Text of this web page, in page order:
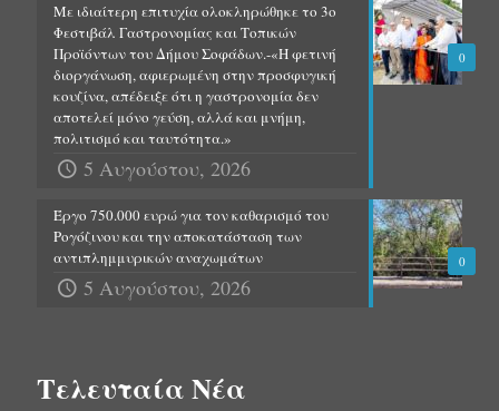
0
Με ιδιαίτερη επιτυχία ολοκληρώθηκε το 3ο
Φεστιβάλ Γαστρονομίας και Τοπικών
Προϊόντων του Δήμου Σοφάδων.-«Η φετινή
διοργάνωση, αφιερωμένη στην προσφυγική
κουζίνα, απέδειξε ότι η γαστρονομία δεν
αποτελεί μόνο γεύση, αλλά και μνήμη,
πολιτισμό και ταυτότητα.»
5 Αυγούστου, 2026
0
Έργο 750.000 ευρώ για τον καθαρισμό του
Ρογόζινου και την αποκατάσταση των
αντιπλημμυρικών αναχωμάτων
5 Αυγούστου, 2026
Τελευταία Νέα